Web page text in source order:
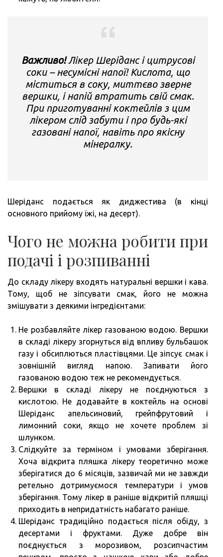
Важливо!Лікер Шеріданс і цитрусові
соки – несумісні напої! Кислота, що
міститься в соку, миттєво зверне
вершки, і напій втратить свій смак.
При приготуванні коктейлів з цим
лікером слід забути і про будь-які
газовані напої, навіть про якісну
мінералку.
Шеріданс подається як диджестива (в кінці
основного прийому їжі, на десерт).
Чого не можна робити при
подачі і розпиванні
До складу лікеру входять натуральні вершки і кава.
Тому, щоб не зіпсувати смак, його не можна
змішувати з деякими інгредієнтами:
Не розбавляйте лікер газованою водою. Вершки
в складі лікеру згорнуться від впливу бульбашок
газу і обсиплються пластівцями. Це зіпсує смак і
зовнішній вигляд напою. Запивати його
газованою водою теж не рекомендується.
Вершки в складі лікеру не поєднуються з
кислотою. Не додавайте в коктейль на основі
Шеріданс апельсиновий, грейпфрутовий і
лимонний соки, якщо не хочете проблем зі
шлунком.
Слідкуйте за терміном і умовами зберігання.
Хоча відкрита пляшка лікеру теоретично може
зберігатися до 6 місяців, зазвичай ми не завжди
ретельно дотримуємося температури і умов
зберігання. Тому лікер в раніше відкритій пляшці
приходить в непридатність набагато раніше.
Шеріданс традиційно подається після обіду, з
десертами і фруктами. Дуже добре він
поєднується з морозивом, розсипчастим